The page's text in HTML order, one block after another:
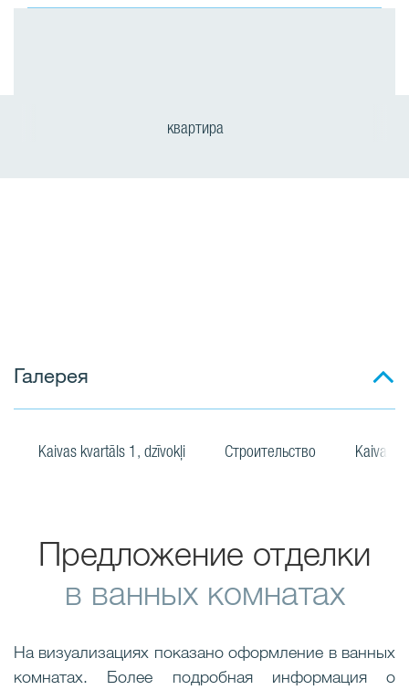
квартира
Галерея
Kaivas kvartāls 1, dzīvokļi Строительство Kaivas
Предложение отделки
в ванных комнатах
На визуализациях показано оформление в ванных
комнатах. Более подробная информация о